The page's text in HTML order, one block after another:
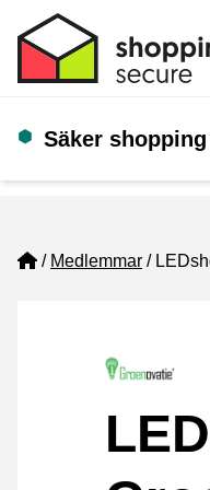
Säker
Home
Medlemmar